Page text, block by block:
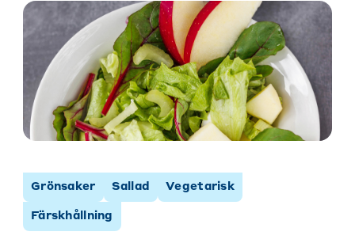
Grönsaker Sallad Vegetarisk
Färskhållning